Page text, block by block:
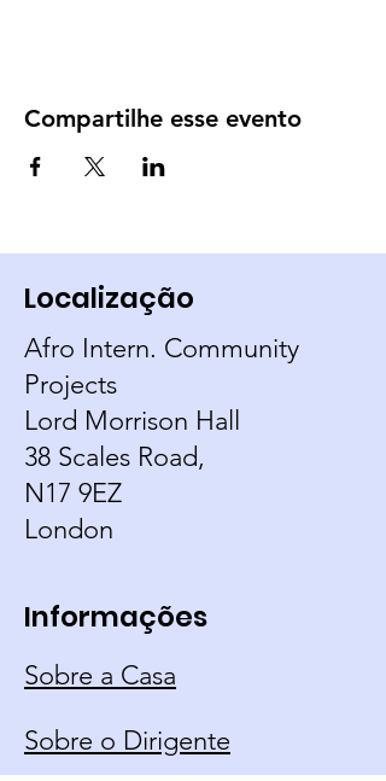
Compartilhe esse evento
Localização
Afro Intern. Community
Projects
Lord Morrison Hall
38 Scales Road,
N17 9EZ
London
Informações
Sobre a Casa
Sobre o Dirigente